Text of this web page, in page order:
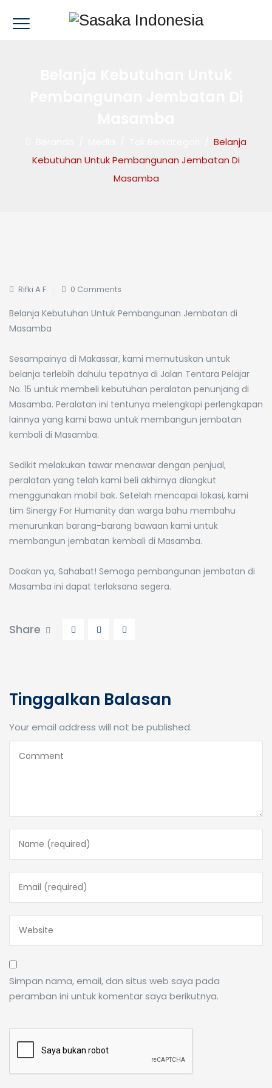
Belanja
Kebutuhan Untuk Pembangunan Jembatan Di
Masamba
Rifki A F 0 Comments
Belanja Kebutuhan Untuk Pembangunan Jembatan di
Masamba
Sesampainya di Makassar, kami memutuskan untuk
belanja terlebih dahulu tepatnya di Jalan Tentara Pelajar
No. 15 untuk membeli kebutuhan peralatan penunjang di
Masamba. Peralatan ini tentunya melengkapi perlengkapan
lainnya yang kami bawa untuk membangun jembatan
kembali di Masamba.
Sedikit melakukan tawar menawar dengan penjual,
peralatan yang telah kami beli akhirnya diangkut
menggunakan mobil bak. Setelah mencapai lokasi, kami
tim Sinergy For Humanity dan warga bahu membahu
menurunkan barang-barang bawaan kami untuk
membangun jembatan kembali di Masamba.
Doakan ya, Sahabat! Semoga pembangunan jembatan di
Masamba ini dapat terlaksana segera.
Share
Tinggalkan Balasan
Your email address will not be published.
Simpan nama, email, dan situs web saya pada
peramban ini untuk komentar saya berikutnya.